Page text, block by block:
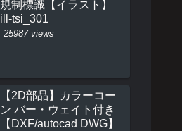
規制標識【イラスト】
ill-tsi_301
25987 views
【2D部品】カラーコー
ン バー・ウェイト付き
【DXF/autocad DWG】